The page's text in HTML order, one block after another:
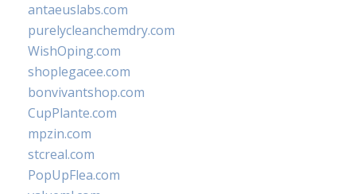
antaeuslabs.com
purelycleanchemdry.com
WishOping.com
shoplegacee.com
bonvivantshop.com
CupPlante.com
mpzin.com
stcreal.com
PopUpFlea.com